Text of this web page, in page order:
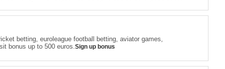
betting, euroleague football betting, aviator games,
bonus up to 500 euros.Sign up bonus